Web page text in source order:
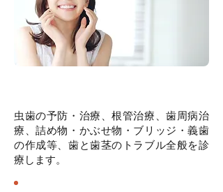
虫歯の予防・治療、根管治療、歯周病治
療、詰め物・かぶせ物・ブリッジ・義歯
の作成等、歯と歯茎のトラブル全般を診
療します。